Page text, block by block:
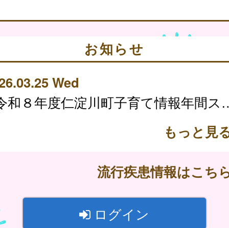
お知らせ
Wed
令和８年度仁淀
もっと見
流行疾患情報はこち
ログイン